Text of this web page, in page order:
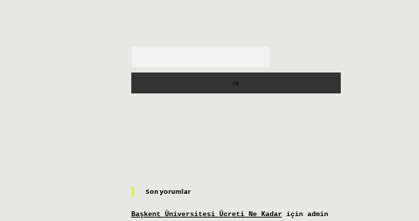
Son yorumlar
Başkent Üniversitesi Ücreti Ne Kadariçin admin